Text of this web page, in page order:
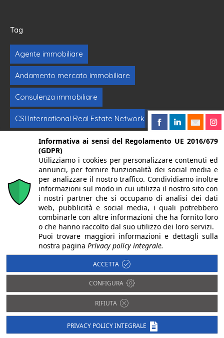
Tag
Agente immobiliare
Andamento mercato immobiliare
Consulenza immobiliare
CSI International Real Estate Network
Formazione immobiliare Intermediazione
Investimenti immobiliari Vendere casa
© 2024. Centro Servizi Immobiliari srl | Mandello del Lario
23826 (LC) Via Dante Alighieri, 22 | P.Iva/CF 02262270131 |
Iscritta alla CCIAA di Lecco REA LC-283092 Capitale
Sociale Euro 10.400,00 I.V. | PEC:
centroserviziimmobiliare@pec.it| Alcune immagini del sito
sono utilizzate su licenza di Shutterstock.com e rispettivi
Designed byShareNow!
Informativa ai sensi del Regolamento UE 2016/679
(GDPR)
Utilizziamo i cookies per personalizzare contenuti ed
annunci, per fornire funzionalità dei social media e
per analizzare il nostro traffico. Condividiamo inoltre
informazioni sul modo in cui utilizza il nostro sito con
i nostri partner che si occupano di analisi dei dati
web, pubblicità e social media, i quali potrebbero
combinarle con altre informazioni che ha fornito loro
o che hanno raccolto dal suo utilizzo dei loro servizi.
Puoi trovare maggiori informazioni e dettagli sulla
nostra pagina Privacy policy integrale.
ACCETTA
CONFIGURA
RIFIUTA
PRIVACY POLICY INTEGRALE